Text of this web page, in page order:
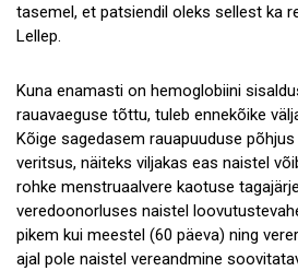
tasemel, et patsiendil oleks sellest ka
Lellep.
Kuna enamasti on hemoglobiini
rauavaeguse tõttu, tuleb ennekõike
Kõige sagedasem rauapuuduse
veritsus, näiteks viljakas eas naistel
rohke menstruaalvere kaotuse
veredoonorluses naistel
pikem kui meestel (60 päeva) ning
ajal pole naistel vereandmine